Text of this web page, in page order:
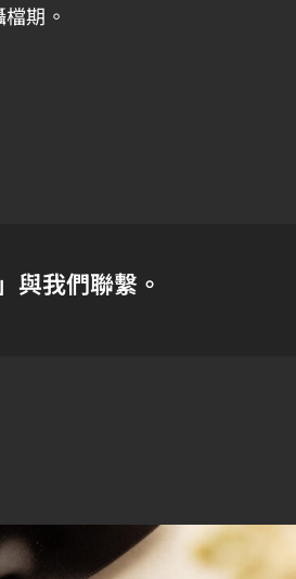
期。
」與我們聯繫。